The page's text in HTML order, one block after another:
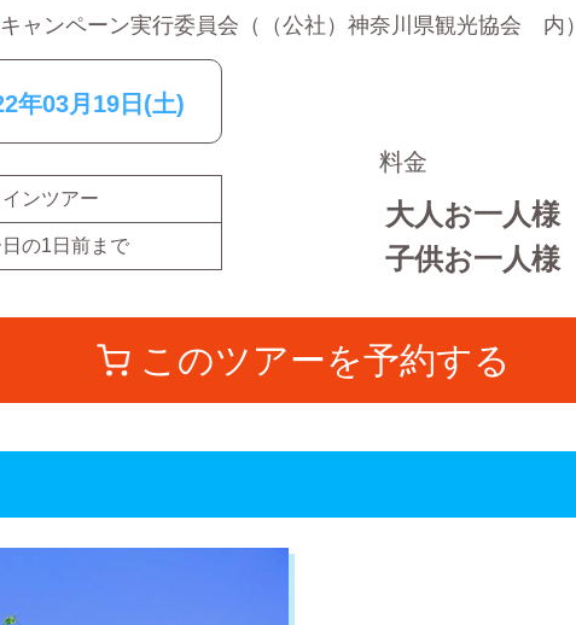
ャンペーン実行委員会（（公社）神奈川県観光協会 内）
年03月19日(土)
ンツアー
の1 日前まで
料金
大人お一人様
子供お一人様
このツアーを予約する